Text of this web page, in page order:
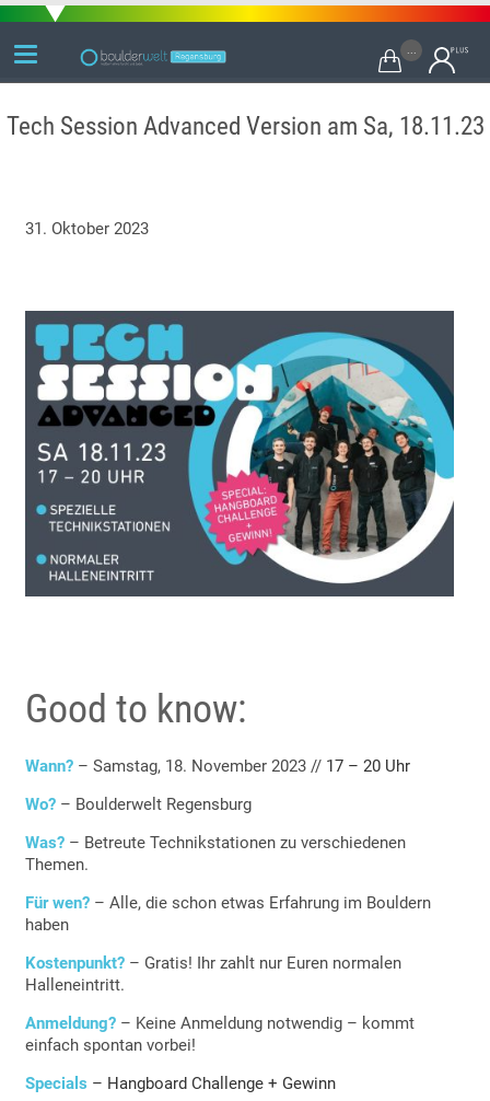

Tech Session Advanced Version am Sa, 18.11.23
31. Oktober 2023
Good to know:
Wann? – Samstag, 18. November 2023 // 17 – 20 Uhr
Wo? – Boulderwelt Regensburg
Was? – Betreute Technikstationen zu verschiedenen
Themen.
Für wen? – Alle, die schon etwas Erfahrung im Bouldern
haben
Kostenpunkt? – Gratis! Ihr zahlt nur Euren normalen
Halleneintritt.
Anmeldung? – Keine Anmeldung notwendig – kommt
einfach spontan vorbei!
Specials – Hangboard Challenge + Gewinn